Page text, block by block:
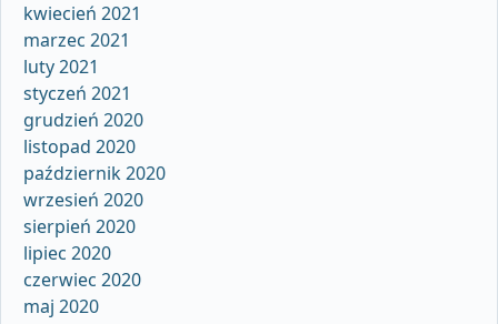
kwiecień 2021
marzec 2021
luty 2021
styczeń 2021
grudzień 2020
listopad 2020
październik 2020
wrzesień 2020
sierpień 2020
lipiec 2020
czerwiec 2020
maj 2020